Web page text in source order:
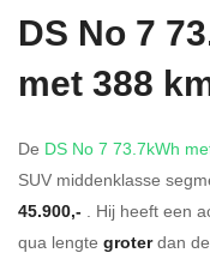
DS No 7
met 388
De DS No 7 73.7kWh
SUV middenklasse
45.900,- . Hij heeft een
qua lengte groterdan